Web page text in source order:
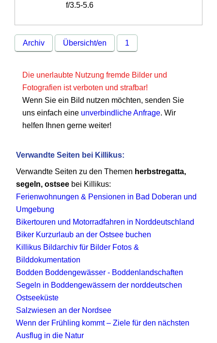
f/3.5-5.6
Archiv Übersicht/en 1
Die unerlaubte Nutzung fremde Bilder und
Fotografien ist verboten und strafbar!
Wenn Sie ein Bild nutzen möchten, senden Sie
uns einfach eine unverbindliche Anfrage. Wir
helfen Ihnen gerne weiter!
Verwandte Seiten bei Killikus:
Verwandte Seiten zu den Themen herbstregatta,
segeln, ostsee bei Killikus:
Ferienwohnungen & Pensionen in Bad Doberan und
Umgebung
Bikertouren und Motorradfahren in Norddeutschland
Biker Kurzurlaub an der Ostsee buchen
Killikus Bildarchiv für Bilder Fotos &
Bilddokumentation
Bodden Boddengewässer - Boddenlandschaften
Segeln in Boddengewässern der norddeutschen
Ostseeküste
Salzwiesen an der Nordsee
Wenn der Frühling kommt – Ziele für den nächsten
Ausflug in die Natur